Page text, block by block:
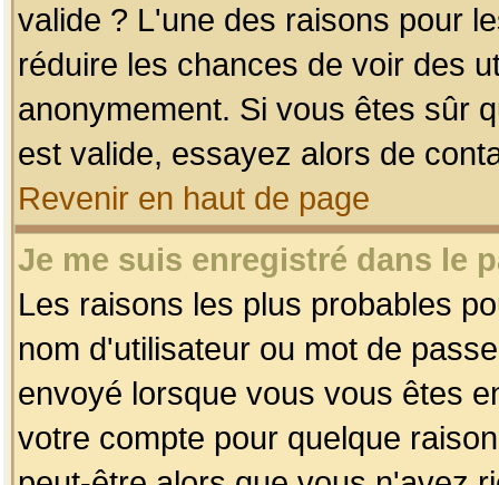
valide ? L'une des raisons pour
réduire les chances de voir des
anonymement. Si vous êtes sûr
est valide, essayez alors de
Revenir en haut de page
Je me suis enregistré dans le
Les raisons les plus probables
nom d'utilisateur ou mot de
envoyé lorsque vous vous êtes
votre compte pour quelque